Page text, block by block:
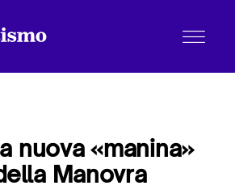
nuova «manina»
Manovra